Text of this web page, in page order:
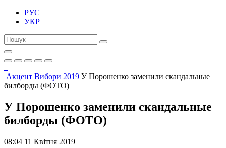
РУС
УКР
Акцент Вибори 2019 У Порошенко заменили скандальные
билборды (ФОТО)
У Порошенко заменили скандальные
билборды (ФОТО)
08:04 11 Квітня 2019